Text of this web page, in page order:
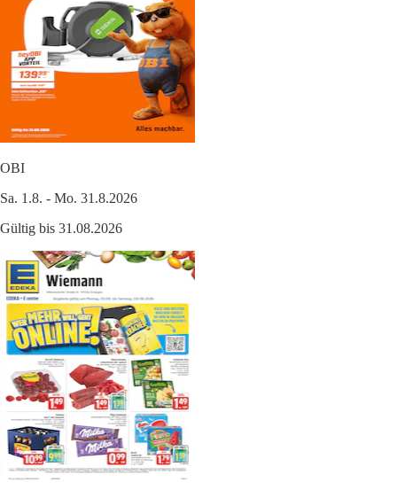
OBI
Sa. 1.8. - Mo. 31.8.2026
Gültig bis 31.08.2026